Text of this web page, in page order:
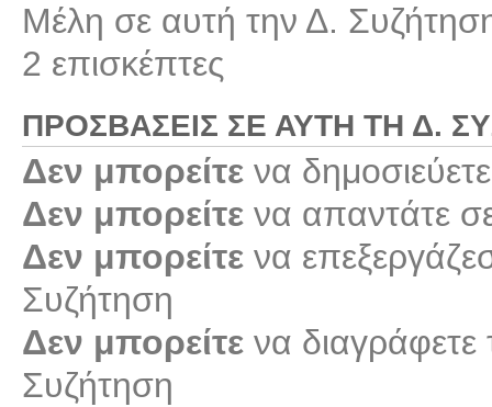
Μέλη σε αυτή την Δ.
2 επισκέπτες
ΠΡΟΣΒΆΣΕΙΣ ΣΕ ΑΥΤΉ ΤΗ Δ.
Δεν μπορείτε να
Δεν μπορείτε να απαντάτε
Δεν μπορείτε να
Συζήτηση
Δεν μπορείτε να διαγράφετε
Συζήτηση